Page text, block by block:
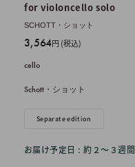
for violoncello solo
SCHOTT・ショット
販
価
格
3,564円 (税込)
cello
Schott・ショット
Separate edition
お届け予定日 : 約２〜３週間